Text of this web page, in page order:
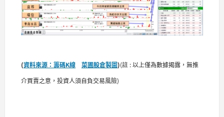
(資料來源：籌碼K線 菜圃股倉製圖)(註 : 以上僅為數據揭露，無推
介買賣之意，投資人須自負交易風險)